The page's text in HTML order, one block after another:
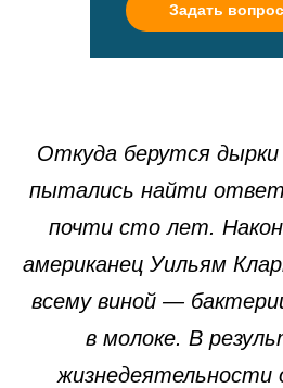
Задать вопрос
Откуда берутся
пытались найти
почти сто лет.
американец Уильям
всему виной —
в молоке. В
жизнедеятельности